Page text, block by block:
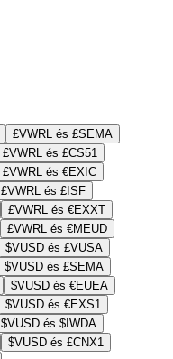
£VWRL és £SEMA
£VWRL és £CS51
£VWRL és €EXIC
£VWRL és £ISF
£VWRL és €EXXT
£VWRL és €MEUD
$VUSD és £VUSA
$VUSD és £SEMA
$VUSD és €EUEA
$VUSD és €EXS1
$VUSD és $IWDA
$VUSD és £CNX1